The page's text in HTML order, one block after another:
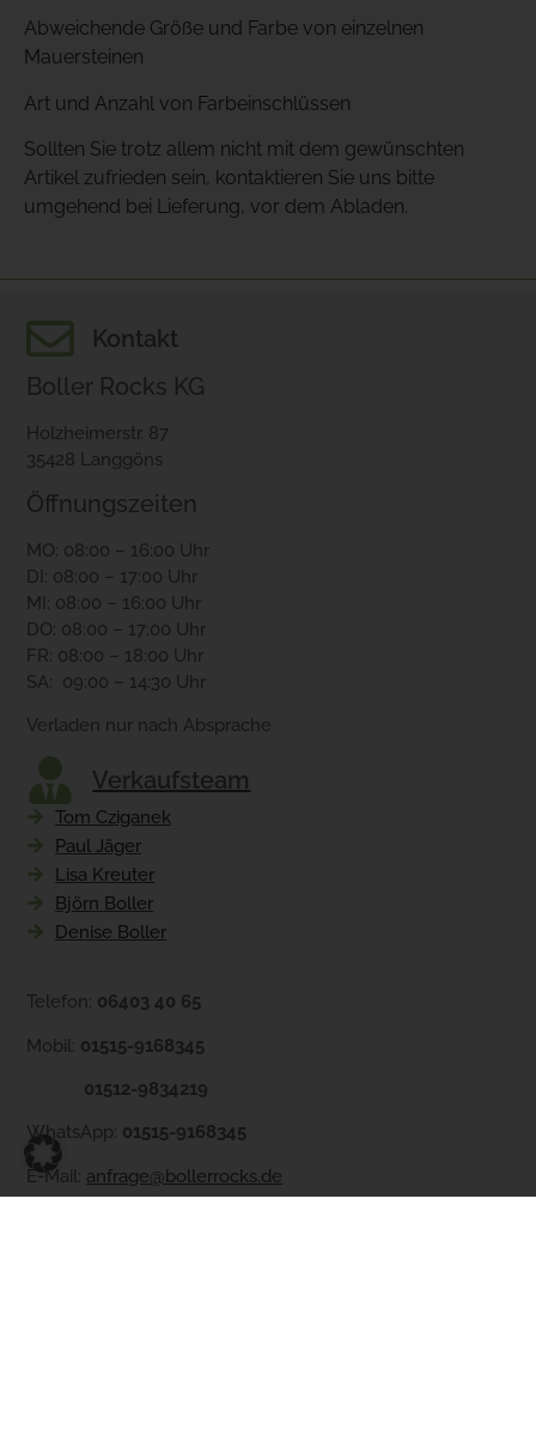
Abweichende Größe und Farbe von einzelnen
Mauersteinen
Art und Anzahl von Farbeinschlüssen
Sollten Sie trotz allem nicht mit dem gewünschten
Artikel zufrieden sein, kontaktieren Sie uns bitte
umgehend bei Lieferung, vor dem Abladen.
Kontakt
Boller Rocks KG
Holzheimerstr. 87
35428 Langgöns
Öffnungszeiten
MO: 08:00 – 16:00 Uhr
DI: 08:00 – 17:00 Uhr
MI: 08:00 – 16:00 Uhr
DO: 08:00 – 17:00 Uhr
FR: 08:00 – 18:00 Uhr
SA: 09:00 – 14:30 Uhr
Verladen nur nach Absprache
Verkaufsteam
Tom Cziganek
Paul Jäger
Lisa Kreuter
Björn Boller
Denise Boller
Telefon: 06403 40 65
Mobil: 01515-9168345
01512-9834219
WhatsApp: 01515-9168345
E-Mail: anfrage@bollerrocks.de